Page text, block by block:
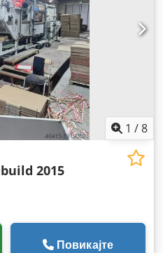
1 /8
2015
Повикајте